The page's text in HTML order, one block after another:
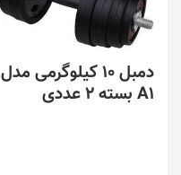
دمبل 10 کیلوگرمی مدل
A1 بسته 2 عددی